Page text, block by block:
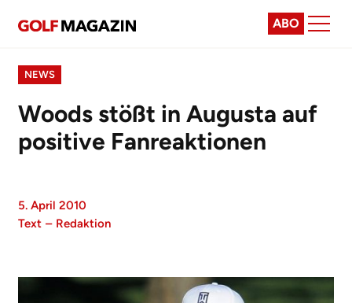
ABO
NEWS
Woods stößt in Augusta auf
positive Fanreaktionen
5. April 2010
Text – Redaktion